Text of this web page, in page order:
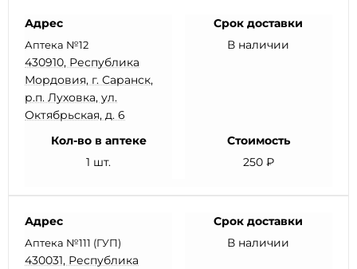
Адрес
Аптека №12
430910, Республика
Мордовия, г. Саранск,
р.п. Луховка, ул.
Октябрьская, д. 6
Срок доставки
В наличии
Кол-во в аптеке
1 шт.
Стоимость
250 ₽
Адрес
Аптека №111 (ГУП)
430031, Республика
Срок доставки
В наличии